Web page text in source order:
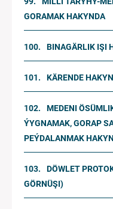
GORAMAK HAKYNDA
BINAGÄRLIK IŞI
KÄRENDE
MEDENI
ÝYGNAMAK, GORAP
PEÝDALANMAK
DÖWLET
GÖRNÜŞI)